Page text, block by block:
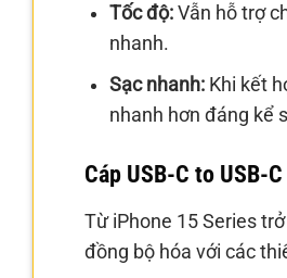
Tốc độ:Vẫn hỗ trợ
nhanh.
Sạc nhanh:Khi kết
nhanh hơn đáng kể
Cáp USB-C to USB-
Từ iPhone 15 Series
đồng bộ hóa với các